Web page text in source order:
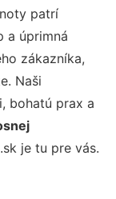
patrí
a úprimná
zákazníka,
Naši
bohatú prax a
je tu pre vás.